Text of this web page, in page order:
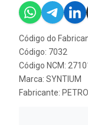
Código do
Código: 7032
Código NCM:
Marca: SYNTIUM
Fabricante: